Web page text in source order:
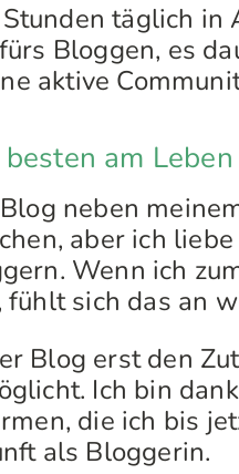
täglich in
Bloggen, es
aktive
am
neben
aber ich
Wenn ich
fühlt sich das an
Blog erst den
Ich bin
die ich bis
als Bloggerin.